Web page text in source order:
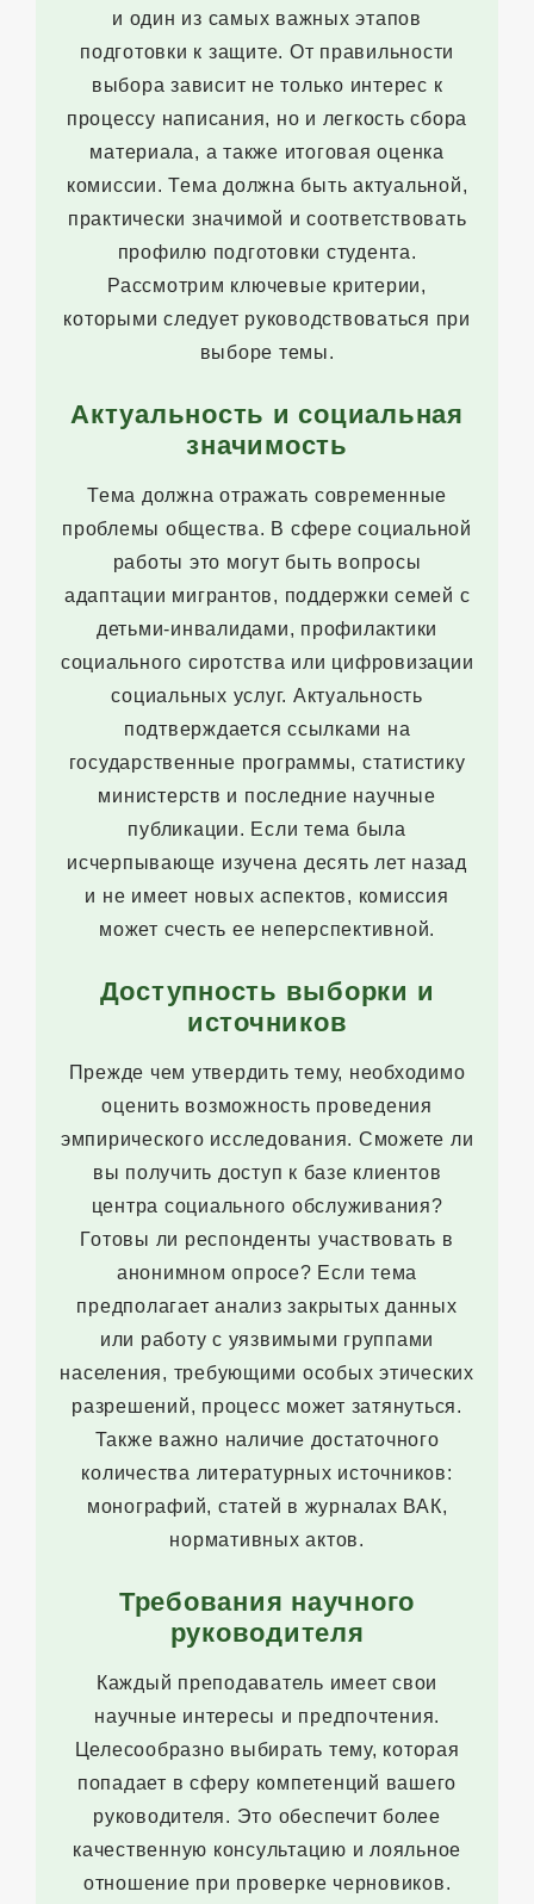
и один из самых важных этапов
подготовки к защите. От правильности
выбора зависит не только интерес к
процессу написания, но и легкость сбора
материала, а также итоговая оценка
комиссии. Тема должна быть актуальной,
практически значимой и соответствовать
профилю подготовки студента.
Рассмотрим ключевые критерии,
которыми следует руководствоваться при
выборе темы.
Актуальность и социальная
значимость
Тема должна отражать современные
проблемы общества. В сфере социальной
работы это могут быть вопросы
адаптации мигрантов, поддержки семей с
детьми-инвалидами, профилактики
социального сиротства или цифровизации
социальных услуг. Актуальность
подтверждается ссылками на
государственные программы, статистику
министерств и последние научные
публикации. Если тема была
исчерпывающе изучена десять лет назад
и не имеет новых аспектов, комиссия
может счесть ее неперспективной.
Доступность выборки и
источников
Прежде чем утвердить тему, необходимо
оценить возможность проведения
эмпирического исследования. Сможете ли
вы получить доступ к базе клиентов
центра социального обслуживания?
Готовы ли респонденты участвовать в
анонимном опросе? Если тема
предполагает анализ закрытых данных
или работу с уязвимыми группами
населения, требующими особых этических
разрешений, процесс может затянуться.
Также важно наличие достаточного
количества литературных источников:
монографий, статей в журналах ВАК,
нормативных актов.
Требования научного
руководителя
Каждый преподаватель имеет свои
научные интересы и предпочтения.
Целесообразно выбирать тему, которая
попадает в сферу компетенций вашего
руководителя. Это обеспечит более
качественную консультацию и лояльное
отношение при проверке черновиков.